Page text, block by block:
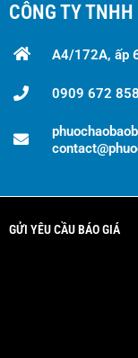
CÔNG TY
A4/172A, ấp
0909 672 858
GỬI YÊU CẦU BÁO GIÁ